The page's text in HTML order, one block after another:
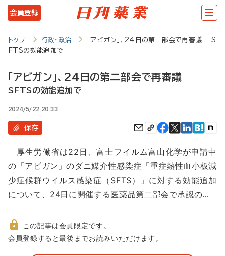
メ
イ
テ
ツ
に
動
会員登録
トップ 行政・政治
「アビガン」、24日の第二部会で再審議 S
FTSの効能追加で
「アビガン」、24日の第二部会で再審議
SFTSの効能追加で
2024/5/22 20:33
保存
厚生労働省は22日、富士フイルム富山化学が申請中
の「アビガン」のダニ媒介性感染症「重症熱性血小板減
少症候群ウイルス感染症（SFTS）」に対する効能追加
について、24日に開催する医薬品第二部会で承認の…
非
この記事は会員限定です。
会員登録すると最後までお読みいただけます。